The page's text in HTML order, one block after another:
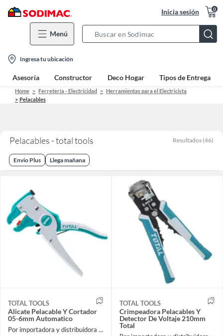
Inicia sesión 0
Menú
Bar
location-
icon
Ingresa tu ubicación
Asesoría Constructor Deco Hogar Tipos de Entrega
Home Ferretería - Electricidad
Herramientas para el Electricista
Pelacables
Pelacables - total tools Resultados (46)
Envio Plus Llega mañana
TOTAL TOOLS
Alicate Pelacable Y Cortador
05-6mm Automatico
Por importadora y distribuidora ferroelectronic spa
TOTAL TOOLS
Crimpeadora Pelacables Y
Detector De Voltaje 210mm
Total